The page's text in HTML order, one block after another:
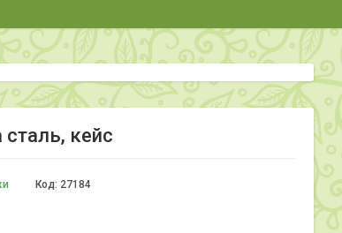
сталь, кейс
Код: 27184